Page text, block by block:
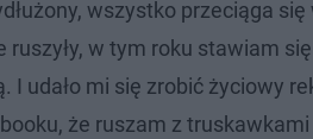
wszystko przeciąga się
ruszyły, w tym roku stawiam
I udało mi się zrobić życiowy
że ruszam z